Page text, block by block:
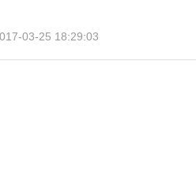
03-25 18:29:03